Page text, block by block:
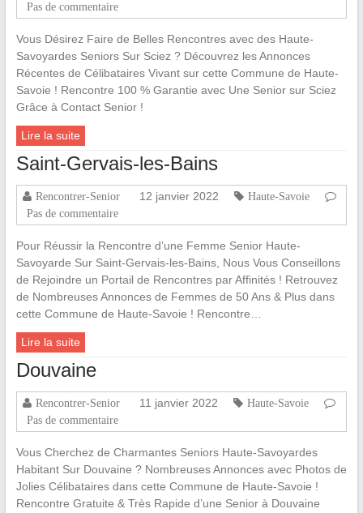
Pas de commentaire
Vous Désirez Faire de Belles Rencontres avec des Haute-
Savoyardes Seniors Sur Sciez ? Découvrez les Annonces
Récentes de Célibataires Vivant sur cette Commune de Haute-
Savoie ! Rencontre 100 % Garantie avec Une Senior sur Sciez
Grâce à Contact Senior !
Lire la suite
Saint-Gervais-les-Bains
Rencontrer-Senior 12 janvier 2022
Haute-Savoie
Pas de commentaire
Pour Réussir la Rencontre d’une Femme Senior Haute-
Savoyarde Sur Saint-Gervais-les-Bains, Nous Vous Conseillons
de Rejoindre un Portail de Rencontres par Affinités ! Retrouvez
de Nombreuses Annonces de Femmes de 50 Ans & Plus dans
cette Commune de Haute-Savoie ! Rencontre…
Lire la suite
Douvaine
Rencontrer-Senior 11 janvier 2022
Haute-Savoie
Pas de commentaire
Vous Cherchez de Charmantes Seniors Haute-Savoyardes
Habitant Sur Douvaine ? Nombreuses Annonces avec Photos de
Jolies Célibataires dans cette Commune de Haute-Savoie !
Rencontre Gratuite & Très Rapide d’une Senior à Douvaine